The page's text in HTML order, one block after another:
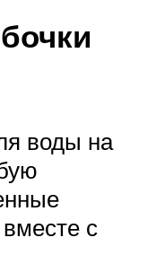
воды на
вместе с